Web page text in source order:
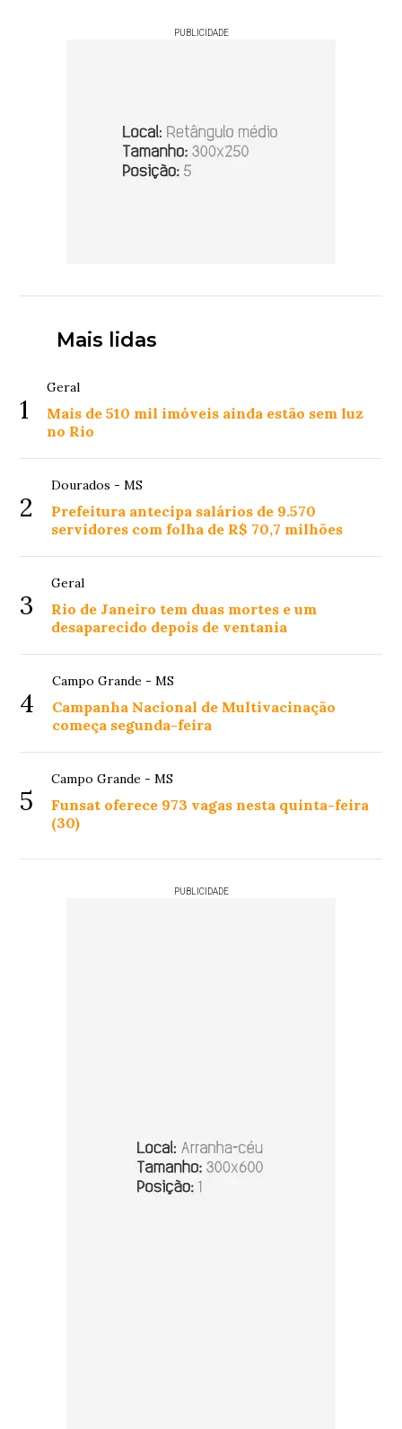
PUBLICIDADE
Mais lidas
1
Geral
Mais de 510 mil imóveis ainda estão sem luz
no Rio
2
Dourados - MS
Prefeitura antecipa salários de 9.570
servidores com folha de R$ 70,7 milhões
3
Geral
Rio de Janeiro tem duas mortes e um
desaparecido depois de ventania
4
Campo Grande - MS
Campanha Nacional de Multivacinação
começa segunda-feira
5
Campo Grande - MS
Funsat oferece 973 vagas nesta quinta-feira
(30)
PUBLICIDADE